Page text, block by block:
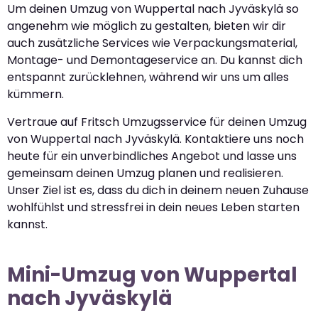
Um deinen Umzug von Wuppertal nach Jyväskylä so
angenehm wie möglich zu gestalten, bieten wir dir
auch zusätzliche Services wie Verpackungsmaterial,
Montage- und Demontageservice an. Du kannst dich
entspannt zurücklehnen, während wir uns um alles
kümmern.
Vertraue auf Fritsch Umzugsservice für deinen Umzug
von Wuppertal nach Jyväskylä. Kontaktiere uns noch
heute für ein unverbindliches Angebot und lasse uns
gemeinsam deinen Umzug planen und realisieren.
Unser Ziel ist es, dass du dich in deinem neuen Zuhause
wohlfühlst und stressfrei in dein neues Leben starten
kannst.
Mini-Umzug von Wuppertal
nach Jyväskylä